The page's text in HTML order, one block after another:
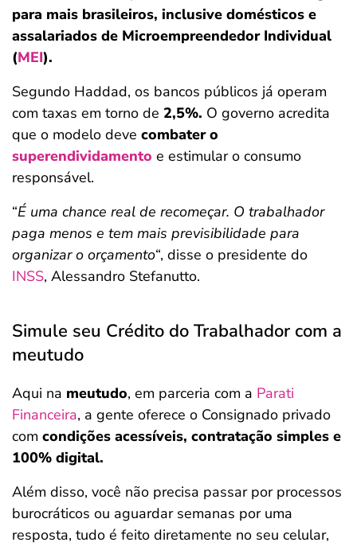
para mais brasileiros, inclusive domésticos e
assalariados de Microempreendedor Individual
(MEI).
Segundo Haddad, os bancos públicos já operam
com taxas em torno de 2,5%. O governo acredita
que o modelo deve combater o
superendividamento e estimular o consumo
responsável.
“É uma chance real de recomeçar. O trabalhador
paga menos e tem mais previsibilidade para
organizar o orçamento“, disse o presidente do
INSS, Alessandro Stefanutto.
Simule seu Crédito do Trabalhador com a
meutudo
Aqui na meutudo, em parceria com a Parati
Financeira, a gente oferece o Consignado privado
com condições acessíveis, contratação simples e
100% digital.
Além disso, você não precisa passar por processos
burocráticos ou aguardar semanas por uma
resposta, tudo é feito diretamente no seu celular,